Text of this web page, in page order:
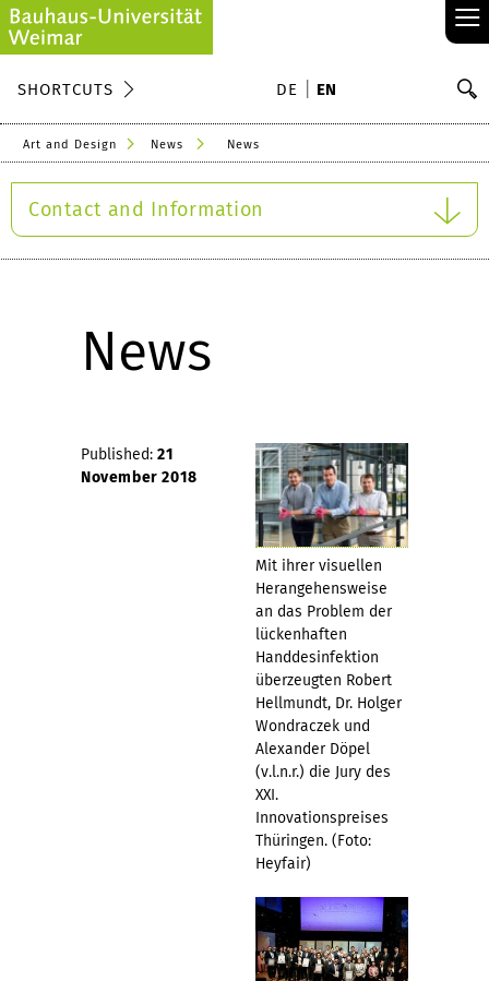
≡
SHORTCUTS DE EN
Art and Design News News
Contact and Information
News
Mit ihrer visuellen
Herangehensweise
an das Problem der
lückenhaften
Handdesinfektion
überzeugten Robert
Hellmundt, Dr. Holger
Wondraczek und
Alexander Döpel
(v.l.n.r.) die Jury des
XXI.
Innovationspreises
Thüringen. (Foto:
Heyfair)
Published: 21
November 2018